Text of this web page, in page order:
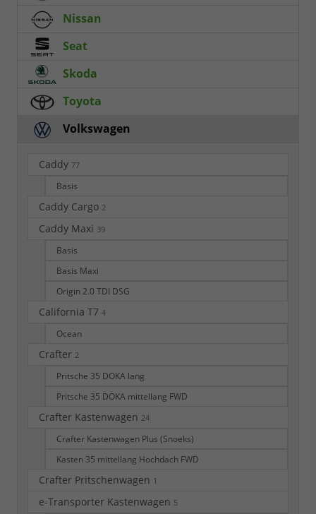
Nissan
Seat
Skoda
Toyota
Volkswagen
Caddy 77
Basis
Caddy Cargo 2
Caddy Maxi 39
Basis
Basis Maxi
Origin 2.0 TDI DSG
California T7 4
Ocean
Crafter 2
Pritsche 35 DOKA lang
Pritsche 35 DOKA mittellang FWD
Crafter Kastenwagen 24
Crafter Kastenwagen Plus (Snoeks)
Kasten 35 mittellang Hochdach FWD
Crafter Pritschenwagen 1
e-Transporter Kastenwagen 5